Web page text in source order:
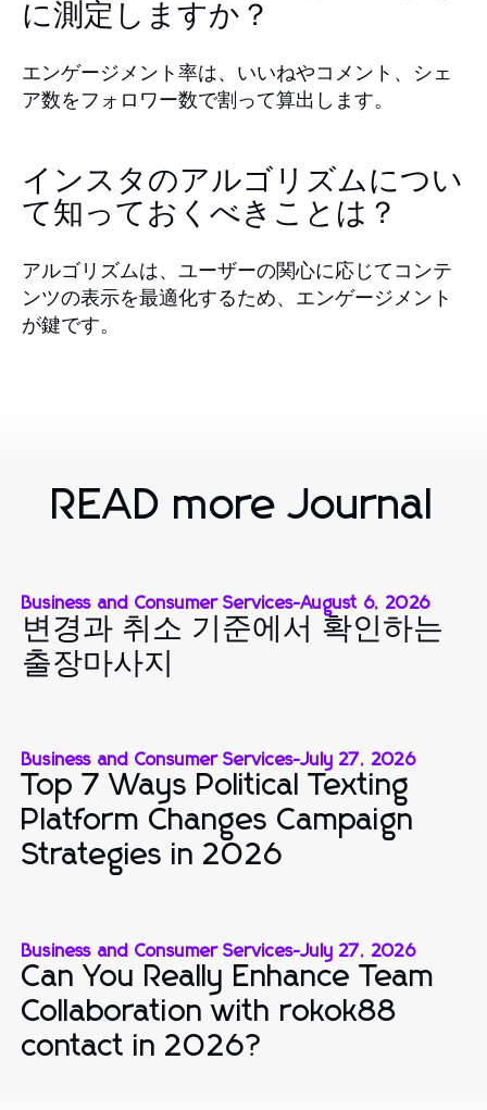
に測定しますか？
エンゲージメント率は、いいねやコメント、シェ
ア数をフォロワー数で割って算出します。
インスタのアルゴリズムについ
て知っておくべきことは？
アルゴリズムは、ユーザーの関心に応じてコンテ
ンツの表示を最適化するため、エンゲージメント
が鍵です。
READ more Journal
Business and Consumer Services-August 6, 2026
변경과 취소 기준에서 확인하는
출장마사지
Business and Consumer Services-July 27, 2026
Top 7 Ways Political Texting
Platform Changes Campaign
Strategies in 2026
Business and Consumer Services-July 27, 2026
Can You Really Enhance Team
Collaboration with rokok88
contact in 2026?